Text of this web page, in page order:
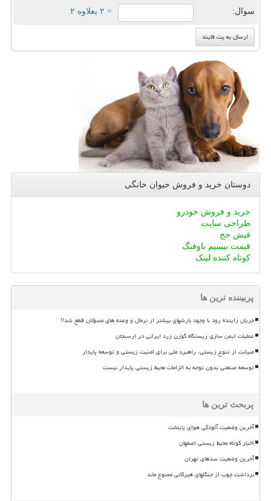
سوال: = ۲ بعلاوه ۲
دوستان خرید و فروش حیوان خانگی
خرید و فروش خودرو
طراحی سایت
فیش حج
قیمت بیسیم باوفنگ
کوتاه کننده لینک
پربیننده ترین ها
جریان زاینده رود با وجود بارشهای بیشتر از نرمال و وعده های مسؤلان قطع شد!!
عملیات ایمن سازی زیستگاه گوزن زرد ایرانی در ارسنجان
صیانت از تنوع زیستی، راهبرد ملی برای امنیت زیستی و توسعه پایدار
توسعه صنعتی بدون توجه به الزامات محیط زیستی پایدار نیست
پربحث ترین ها
آخرین وضعیت آلودگی هوای پایتخت
اخبار کوتاه محیط زیستی اصفهان
آخرین وضعیت سدهای تهران
برداشت چوب از جنگلهای هیرکانی ممنوع ماند